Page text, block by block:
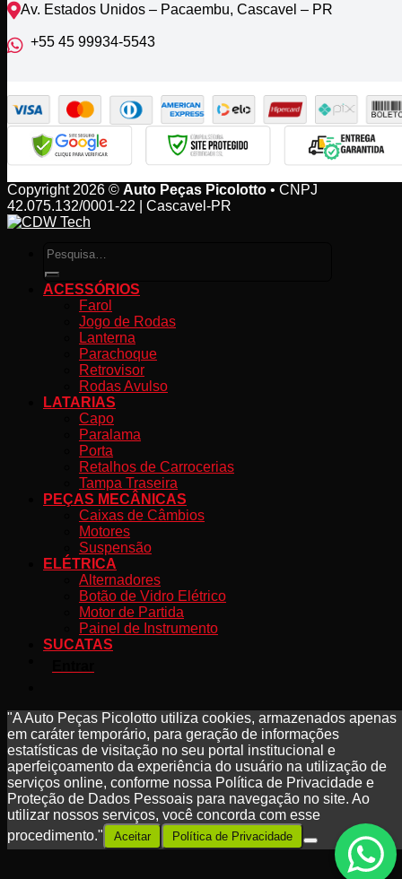
Av. Estados Unidos – Pacaembu, Cascavel – PR
+55 45 99934‑5543‬
Copyright 2026 © Auto Peças Picolotto • CNPJ
42.075.132/0001-22 | Cascavel-PR
Pesquisar
por:
ACESSÓRIOS
Farol
Jogo de Rodas
Lanterna
Parachoque
Retrovisor
Rodas Avulso
LATARIAS
Capo
Paralama
Porta
Retalhos de Carrocerias
Tampa Traseira
PEÇAS MECÂNICAS
Caixas de Câmbios
Motores
Suspensão
ELÉTRICA
Alternadores
Botão de Vidro Elétrico
Motor de Partida
Painel de Instrumento
SUCATAS
"A Auto Peças Picolotto utiliza cookies, armazenados apenas
em caráter temporário, para geração de informações
estatísticas de visitação no seu portal institucional e
aperfeiçoamento da experiência do usuário na utilização de
serviços online, conforme nossa Política de Privacidade e
Proteção de Dados Pessoais para navegação no site. Ao
utilizar nossos serviços, você concorda com esse
procedimento."
Aceitar Política de Privacidade